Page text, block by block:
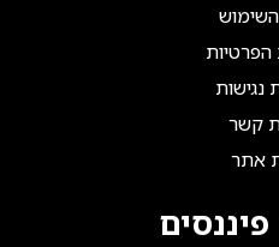
הפרטיות
נגישות
קשר
אתר